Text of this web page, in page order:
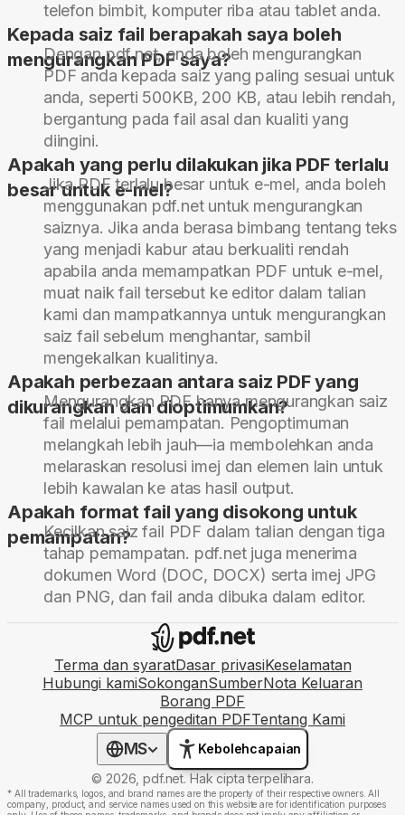
telefon bimbit, komputer riba atau tablet anda.
Kepada saiz fail berapakah saya boleh
mengurangkan PDF saya?
Dengan pdf.net, anda boleh mengurangkan
PDF anda kepada saiz yang paling sesuai untuk
anda, seperti 500KB, 200 KB, atau lebih rendah,
bergantung pada fail asal dan kualiti yang
diingini.
Apakah yang perlu dilakukan jika PDF terlalu
besar untuk e-mel?
Jika PDF terlalu besar untuk e-mel, anda boleh
menggunakan pdf.net untuk mengurangkan
saiznya. Jika anda berasa bimbang tentang teks
yang menjadi kabur atau berkualiti rendah
apabila anda memampatkan PDF untuk e-mel,
muat naik fail tersebut ke editor dalam talian
kami dan mampatkannya untuk mengurangkan
saiz fail sebelum menghantar, sambil
mengekalkan kualitinya.
Apakah perbezaan antara saiz PDF yang
dikurangkan dan dioptimumkan?
Mengurangkan PDF hanya mengurangkan saiz
fail melalui pemampatan. Pengoptimuman
melangkah lebih jauh—ia membolehkan anda
melaraskan resolusi imej dan elemen lain untuk
lebih kawalan ke atas hasil output.
Apakah format fail yang disokong untuk
pemampatan?
Kecilkan saiz fail PDF dalam talian dengan tiga
tahap pemampatan. pdf.net juga menerima
dokumen Word (DOC, DOCX) serta imej JPG
dan PNG, dan fail anda dibuka dalam editor.
Terma dan syaratDasar privasiKeselamatan
Hubungi kamiSokonganSumberNota Keluaran
Borang PDF
MCP untuk pengeditan PDFTentang Kami
MS
Kebolehcapaian
© 2026, pdf.net. Hak cipta terpelihara.
* All trademarks, logos, and brand names are the property of their respective owners. All
company, product, and service names used on this website are for identification purposes